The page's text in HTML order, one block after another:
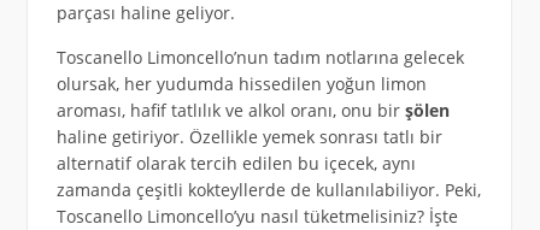
parçası haline geliyor.
Toscanello Limoncello’nun tadım notlarına gelecek
olursak, her yudumda hissedilen yoğun limon
aroması, hafif tatlılık ve alkol oranı, onu bir şölen
haline getiriyor. Özellikle yemek sonrası tatlı bir
alternatif olarak tercih edilen bu içecek, aynı
zamanda çeşitli kokteyllerde de kullanılabiliyor. Peki,
Toscanello Limoncello’yu nasıl tüketmelisiniz? İşte